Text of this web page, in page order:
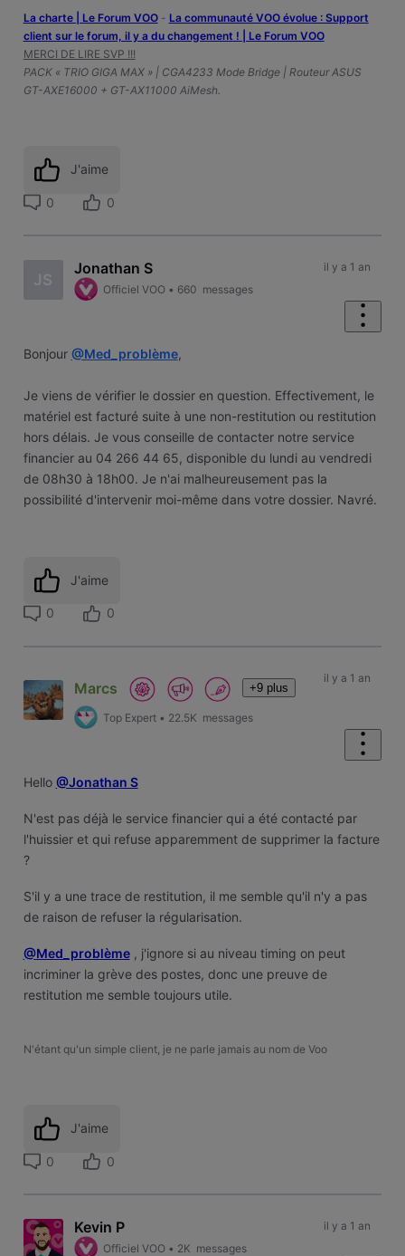
La charte | Le Forum VOO- ‎La communauté VOO évolue : Support
client sur le forum, il y a du changement ! | Le Forum VOO
MERCI DE LIRE SVP !!!
PACK « TRIO GIGA MAX » | CGA4233 Mode Bridge | Routeur ASUS
GT-AXE16000 + GT-AX11000 AiMesh.
J'aime
0 0
JS
Jonathan S
Officiel VOO • 660 messages
il y a 1 an
Bonjour @Med_problème,
Je viens de vérifier le dossier en question. Effectivement, le
matériel est facturé suite à une non-restitution ou restitution
hors délais. Je vous conseille de contacter notre service
financier au 04 266 44 65, disponible du lundi au vendredi
de 08h30 à 18h00. Je n'ai malheureusement pas la
possibilité d'intervenir moi-même dans votre dossier. Navré.
J'aime
0 0
Marcs +9 plus
Top Expert • 22.5K messages
il y a 1 an
Hello @Jonathan S
N'est pas déjà le service financier qui a été contacté par
l'huissier et qui refuse apparemment de supprimer la facture
?
S'il y a une trace de restitution, il me semble qu'il n'y a pas
de raison de refuser la régularisation.
@Med_problème, j'ignore si au niveau timing on peut
incriminer la grève des postes, donc une preuve de
restitution me semble toujours utile.
N'étant qu'un simple client, je ne parle jamais au nom de Voo
J'aime
0 0
Kevin P
Officiel VOO • 2K messages
il y a 1 an